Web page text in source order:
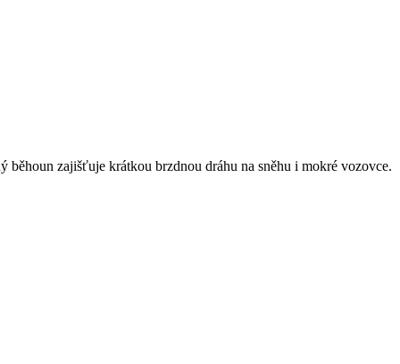
zajišťuje krátkou brzdnou dráhu na sněhu i mokré vozovce.